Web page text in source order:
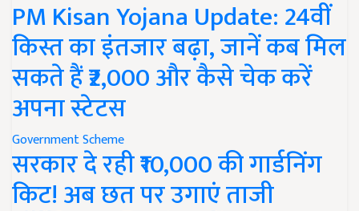
PM Kisan Yojana Update: 24वीं
किस्त का इंतजार बढ़ा, जानें कब मिल
सकते हैं ₹2,000 और कैसे चेक करें
अपना स्टेटस
Government Scheme
सरकार दे रही ₹10,000 की गार्डनिंग
किट! अब छत पर उगाएं ताजी